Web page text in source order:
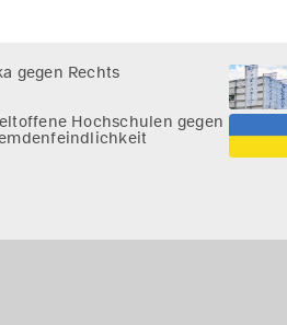
gegen Rechts
Hochschulen gegen